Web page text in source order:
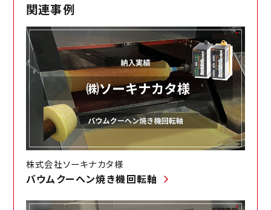
工作機械での各種モータ
コントローラ
電気工事
製紙業界向け電気工事実績
建材業界向け電気工事実績
化学業界向け電気工事実績
ゴム・タイヤ業界向け電気工事実績
イカ釣り機
全自動イカ釣り機
関連事例
株式会社ソーキナカタ様
バウムクーヘン焼き機回転軸